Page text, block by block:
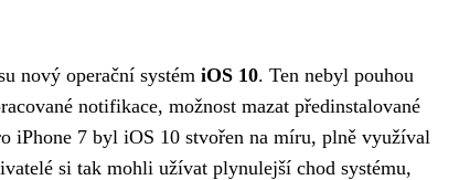
nový operační systém iOS 10. Ten nebyl pouhou
notifikace, možnost mazat předinstalované
iPhone 7 byl iOS 10 stvořen na míru, plně využíval
si tak mohli užívat plynulejší chod systému,